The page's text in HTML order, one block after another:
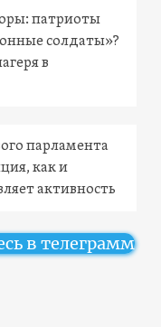
патриоты
солдаты»?
в
парламента
как и
активность
в телеграмм